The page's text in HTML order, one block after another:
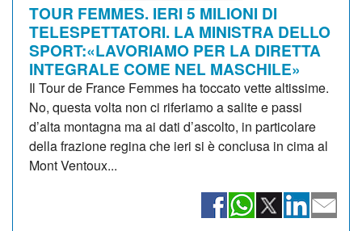
TOUR FEMMES. IERI 5 MILIONI DI
TELESPETTATORI. LA MINISTRA DELLO
SPORT:«LAVORIAMO PER LA DIRETTA
INTEGRALE COME NEL MASCHILE»
Il Tour de France Femmes ha toccato vette altissime.
No, questa volta non ci riferiamo a salite e passi
d’alta montagna ma ai dati d’ascolto, in particolare
della frazione regina che ieri si è conclusa in cima al
Mont Ventoux...